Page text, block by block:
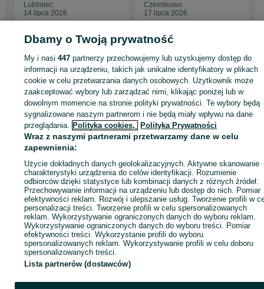
Lubliniec
14 lipca 2026
Czernikowo
17 lipca 2026
Strona główna Rolnictwo Części do maszyn rolniczych
Części do maszyn
rolniczych - Kujawsko-pomorskie
Części do maszyn rolniczych - Czernikowo
KATEGORIA
ID:482358697 Wyświetlenia:
Zadzwoń / SMS Wyślij wiadomość
Dbamy o Twoją prywatność
My i nasi447 partnerzy przechowujemy lub uzyskujemy dostęp do
informacji na urządzeniu, takich jak unikalne identyfikatory w plikach
cookie w celu przetwarzania danych osobowych. Użytkownik może
zaakceptować wybory lub zarządzać nimi, klikając poniżej lub w
dowolnym momencie na stronie polityki prywatności. Te wybory będą
sygnalizowane naszym partnerom i nie będą miały wpływu na dane
przeglądania. Polityka cookies, Polityka Prywatności
Wraz z naszymi partnerami przetwarzamy dane w celu
zapewnienia:
Użycie dokładnych danych geolokalizacyjnych. Aktywne skanowanie
charakterystyki urządzenia do celów identyfikacji. Rozumienie
odbiorców dzięki statystyce lub kombinacji danych z różnych źródeł.
Przechowywanie informacji na urządzeniu lub dostęp do nich. Pomiar
efektywności reklam. Rozwój i ulepszanie usług. Tworzenie profili w
personalizacji treści. Tworzenie profili w celu spersonalizowanych
reklam. Wykorzystywanie ograniczonych danych do wyboru reklam.
Wykorzystywanie ograniczonych danych do wyboru treści. Pomiar
efektywności treści. Wykorzystanie profili do wyboru
spersonalizowanych reklam. Wykorzystywanie profili w celu doboru
spersonalizowanych treści.
Lista partnerów (dostawców)